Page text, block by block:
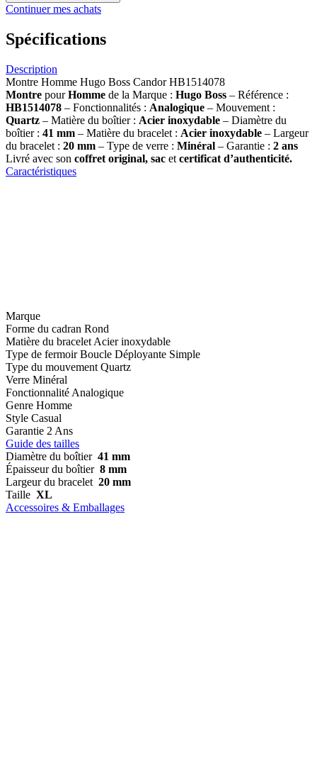
Continuer mes achats
Spécifications
Description
Montre Homme Hugo Boss Candor HB1514078
Montre pourHomme de la Marque : Hugo Boss – Référence :
HB1514078 – Fonctionnalités : Analogique – Mouvement :
Quartz – Matière du boîtier : Acier inoxydable – Diamètre du
boîtier : 41 mm – Matière du bracelet : Acier inoxydable – Largeur
du bracelet : 20 mm – Type de verre : Minéral – Garantie : 2 ans
Livré avec son coffret original, sac et certificat d’authenticité.
Caractéristiques
Marque
Forme du cadran Rond
Matière du bracelet Acier inoxydable
Type de fermoir Boucle Déployante Simple
Type du mouvement Quartz
Verre Minéral
Fonctionnalité Analogique
Genre Homme
Style Casual
Garantie 2 Ans
Guide des tailles
Diamètre du boîtier 41 mm
Épaisseur du boîtier 8 mm
Largeur du bracelet 20 mm
Taille XL
Accessoires & Emballages